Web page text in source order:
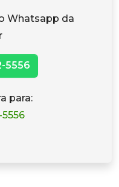
Whatsapp da
5556
para: